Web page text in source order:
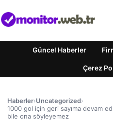
Güncel Haberler
Çerez
Haberler›Uncategorized›
1000 gol için geri sayıma devam
bile ona söyleyemez